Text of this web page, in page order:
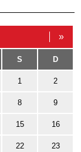
»
S D
1 2
8 9
15 16
22 23